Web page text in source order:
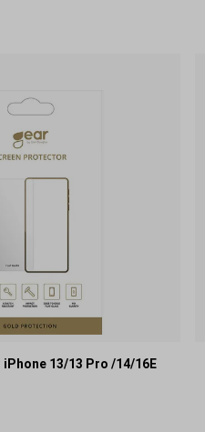
13/13 Pro /14/16E